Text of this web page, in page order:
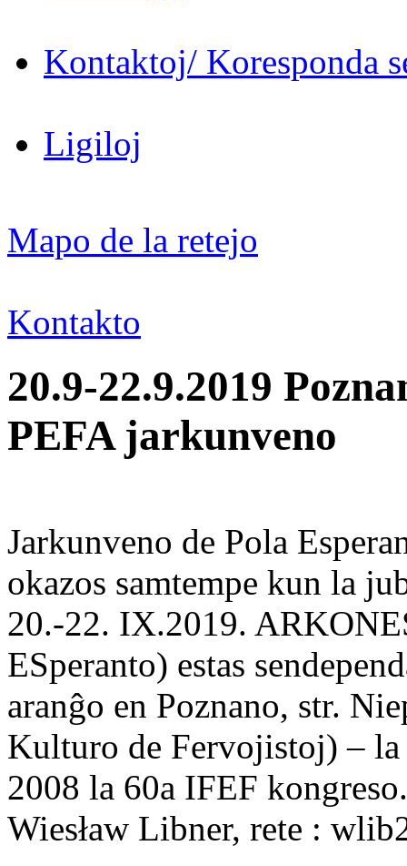
Kontaktoj/ Koresponda
Ligiloj
Mapo de la retejo
Kontakto
20.9-22.9.2019
PEFA jarkunveno
Jarkunveno de Pola
okazos samtempe kun la
20.-22. IX.2019.
ESperanto) estas
aranĝo en Poznano, str.
Kulturo de Fervojistoj) –
2008 la 60a IFEF
Wiesław Libner, rete :